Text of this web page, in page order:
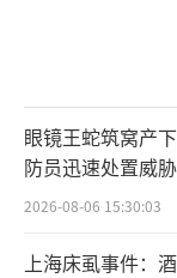
眼镜王蛇筑窝产
防员迅速处置威胁
2026-08-06 15:30:03
上海床虱事件：